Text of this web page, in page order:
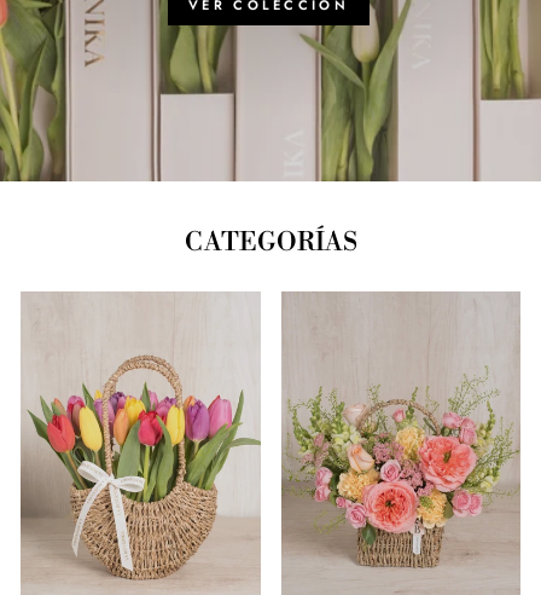
NUEVOS
RAMOS
CATEGORÍAS